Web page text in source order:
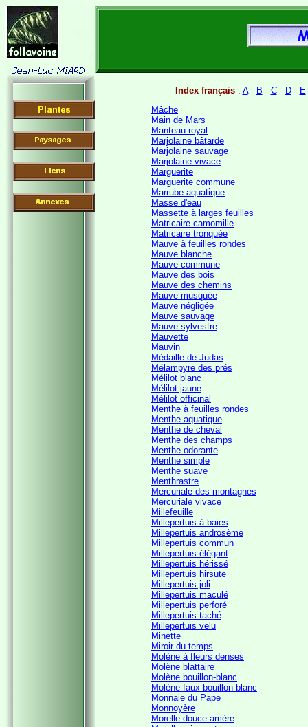
Index français: A- B - C- D- E
Mâche
Main de Mars
Manteau royal
Marjolaine bâtarde
Marjolaine sauvage
Marjolaine vivace
Marguerite
Marguerite commune
Marrube aquatique
Masse d'eau
Massette à larges feuilles
Matricaire camomille
Matricaire tronquée
Mauve à feuilles rondes
Mauve blanche
Mauve commune
Mauve des bois
Mauve des chemins
Mauve musquée
Mauve négligée
Mauve sauvage
Mauve sylvestre
Mauvette
Mauvin
Médaille de Judas
Mélampyre des prés
Mélilot blanc
Mélilot jaune
Mélilot officinal
Menthe à feuilles rondes
Menthe aquatique
Menthe de cheval
Menthe des champs
Menthe odorante
Menthe simple
Menthe suave
Menthrastre
Mercuriale des montagnes
Mercuriale vivace
Millefeuille
Millepertuis à baies
Millepertuis androsème
Millepertuis commun
Millepertuis élégant
Millepertuis hérissé
Millepertuis hirsute
Millepertuis joli
Millepertuis maculé
Millepertuis perforé
Millepertuis taché
Millepertuis velu
Minette
Miroir du temps
Molène à fleurs denses
Molène blattaire
Molène bouillon-blanc
Molène faux bouillon-blanc
Monnaie du Pape
Monnoyère
Morelle douce-amère